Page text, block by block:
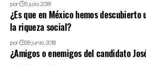
por 5 julio, 2018
¿Es que en México hemos descubierto
la riqueza social?
por 28 junio, 2018
¿Amigos o enemigos del candidato